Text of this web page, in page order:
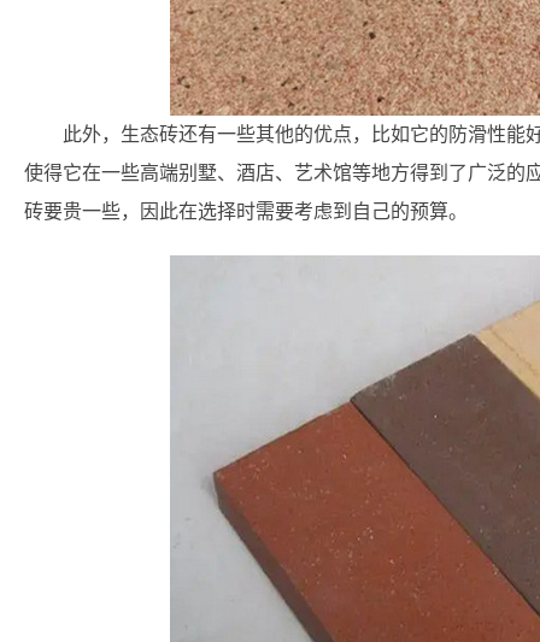
此外，生态砖还有一些其他的优点，比如它的防滑性
使得它在一些高端别墅、酒店、艺术馆等地方得到了广泛的
砖要贵一些，因此在选择时需要考虑到自己的预算。